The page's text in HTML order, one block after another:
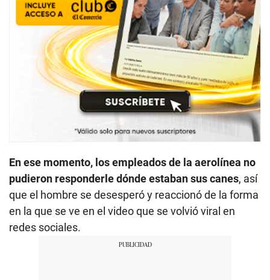
En ese momento, los empleados de la aerolínea no
pudieron responderle dónde estaban sus canes, así
que el hombre se desesperó y reaccionó de la forma
en la que se ve en el video que se volvió viral en
redes sociales.